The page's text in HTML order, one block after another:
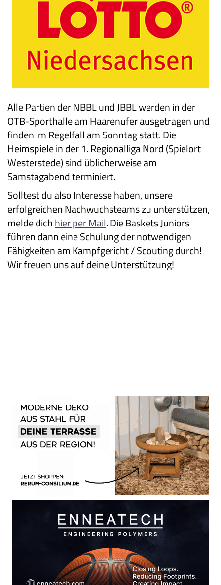
Alle Partien der NBBL und JBBL werden in der
OTB-Sporthalle am Haarenufer ausgetragen und
finden im Regelfall am Sonntag statt. Die
Heimspiele in der 1. Regionalliga Nord (Spielort
Westerstede) sind üblicherweise am
Samstagabend terminiert.
Solltest du also Interesse haben, unsere
erfolgreichen Nachwuchsteams zu unterstützen,
melde dichhier per Mail. Die Baskets Juniors
führen dann eine Schulung der notwendigen
Fähigkeiten am Kampfgericht / Scouting durch!
Wir freuen uns auf deine Unterstützung!